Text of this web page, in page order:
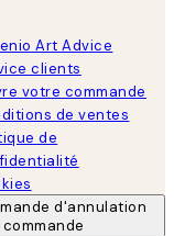
Art Advice
clients
votre commande
de ventes
de
d'annulation